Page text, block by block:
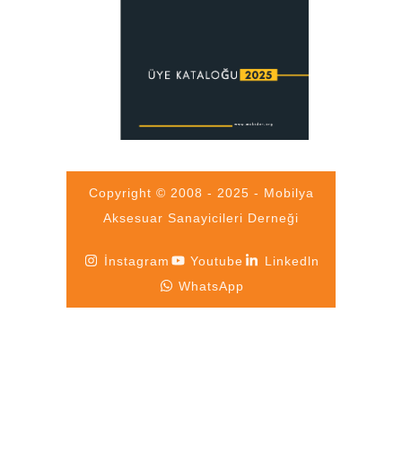
Copyright © 2008 - 2025 - Mobilya
Aksesuar Sanayicileri Derneği
İnstagram Youtube
Linkedln
WhatsApp